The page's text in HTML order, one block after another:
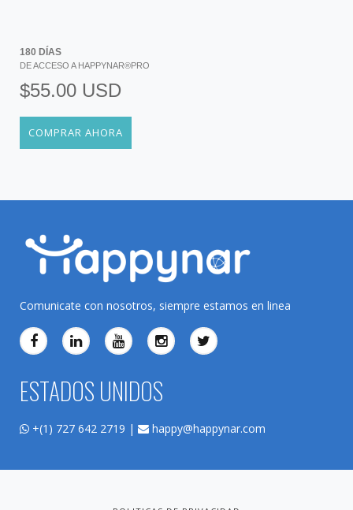
180 DÍAS
DE ACCESO A HAPPYNAR®PRO
$55.00 USD
COMPRAR AHORA
Comunicate con nosotros, siempre estamos en linea
ESTADOS UNIDOS
+(1) 727 642 2719 | happy@happynar.com